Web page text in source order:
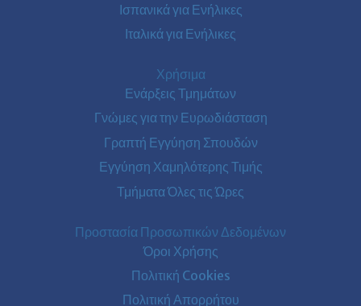
Ισπανικά για Ενήλικες
Ιταλικά για Ενήλικες
Χρήσιμα
Ενάρξεις Τμημάτων
Γνώμες για την Ευρωδιάσταση
Γραπτή Εγγύηση Σπουδών
Εγγύηση Χαμηλότερης Τιμής
Τμήματα Όλες τις Ώρες
Προστασία Προσωπικών Δεδομένων
Όροι Χρήσης
Πολιτική Cookies
Πολιτική Απορρήτου